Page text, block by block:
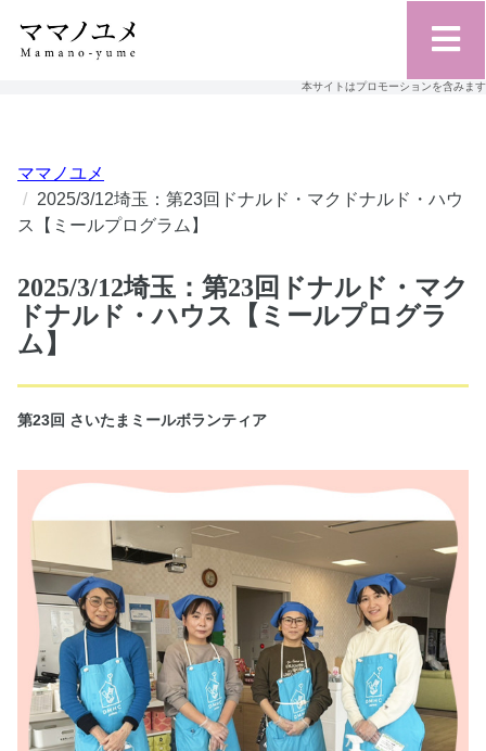
本サイトはプロモーションを含みます
ママノユメ
2025/3/12埼玉：第23回ドナルド・マクドナルド・ハウ
ス【ミールプログラム】
2025/3/12埼玉：第23回ドナルド・マク
ドナルド・ハウス【ミールプログラ
ム】
第23回 さいたまミールボランティア